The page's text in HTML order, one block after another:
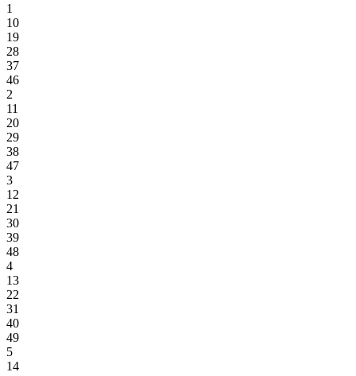
1
10
19
28
37
46
2
11
20
29
38
47
3
12
21
30
39
48
4
13
22
31
40
49
5
14